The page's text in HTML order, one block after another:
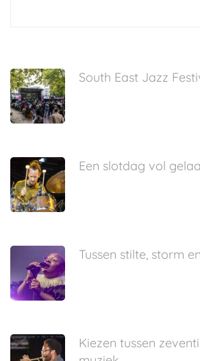
South East Jazz
Een slotdag vol
Tussen stilte, storm
Kiezen tussen